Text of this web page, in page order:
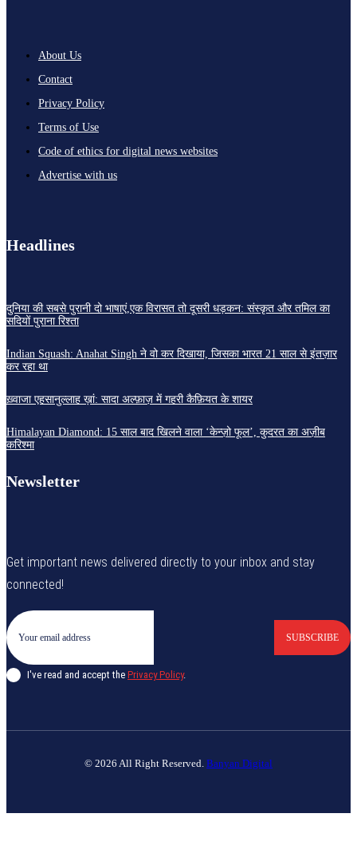
About Us
Contact
Privacy Policy
Terms of Use
Code of ethics for digital news websites
Advertise with us
Headlines
दुनिया की सबसे पुरानी दो भाषाएं,एक विरासत तो दूसरी धड़कन: संस्कृत और तमिल का
सदियों पुराना रिश्ता
Indian Squash: Anahat Singh ने वो कर दिखाया, जिसका भारत 21 साल से इंतज़ार
कर रहा था
ख़्वाजा एहसानुल्लाह ख़ां: सादा अल्फ़ाज़ में गहरी कैफ़ियत के शायर
Himalayan Diamond: 15 साल बाद खिलने वाला ‘केन्ज़ो फूल’, कुदरत का अज़ीब
करिश्मा
Newsletter
Get important news delivered directly to your inbox and stay
connected!
SUBSCRIBE
I've read and accept the Privacy Policy.
© 2026 All Right Reserved. Banyan Digital